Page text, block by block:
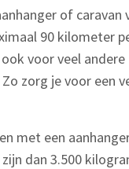
of caravan
90 kilometer
voor veel
Zo zorg je voor een
met een
dan 3.500